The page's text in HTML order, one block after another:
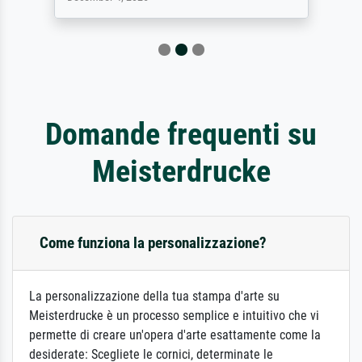
Domande frequenti su
Meisterdrucke
Come funziona la personalizzazione?
La personalizzazione della tua stampa d'arte su
Meisterdrucke è un processo semplice e intuitivo che vi
permette di creare un'opera d'arte esattamente come la
desiderate: Scegliete le cornici, determinate le